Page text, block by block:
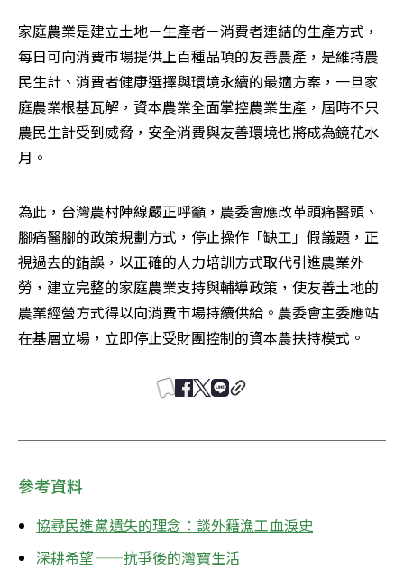
家庭農業是建立土地－生產者－消費者連結的生產方式，
每日可向消費市場提供上百種品項的友善農產，是維持農
民生計、消費者健康選擇與環境永續的最適方案，一旦家
庭農業根基瓦解，資本農業全面掌控農業生產，屆時不只
農民生計受到威脅，安全消費與友善環境也將成為鏡花水
月。
為此，台灣農村陣線嚴正呼籲，農委會應改革頭痛醫頭、
腳痛醫腳的政策規劃方式，停止操作「缺工」假議題，正
視過去的錯誤，以正確的人力培訓方式取代引進農業外
勞，建立完整的家庭農業支持與輔導政策，使友善土地的
農業經營方式得以向消費市場持續供給。農委會主委應站
在基層立場，立即停止受財團控制的資本農扶持模式。
參考資料
協尋民進黨遺失的理念：談外籍漁工血淚史
深耕希望——抗爭後的灣寶生活